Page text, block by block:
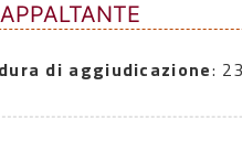
di aggiudicazione: